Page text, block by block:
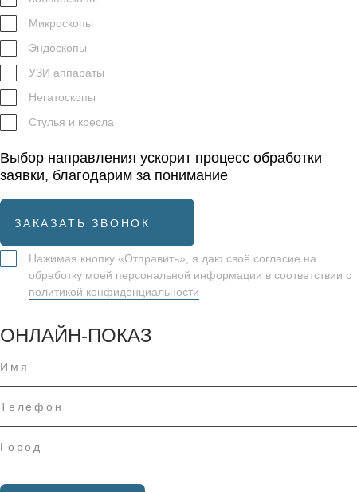
Микроскопы
Эндоскопы
УЗИ аппараты
Негатоскопы
Стулья и кресла
Выбор направления ускорит процесс обработки
заявки, благодарим за понимание
ЗАКАЗАТЬ ЗВОНОК
Нажимая кнопку «Отправить», я даю своё согласие на
обработку моей персональной информации в соответствии с
политикой конфиденциальности
ОНЛАЙН-ПОКАЗ